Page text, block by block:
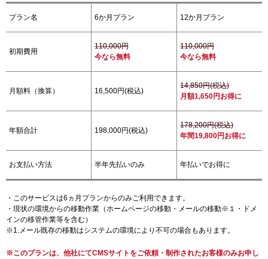
プラン名 6か月プラン 12か月プラン
初期費用
110,000円
今なら無料
110,000円
今なら無料
月額料（換算） 16,500円(税込)
14,850円(税込)
月額1,650円お得に
年額合計 198,000円(税込)
178,200円(税込)
年間19,800円お得に
お支払い方法 半年先払いのみ 年払いでお得に
・このサービスは6ヵ月プランからのみご利用できます。
・現状の環境からの移動作業（ホームページの移動・メールの移動※１・ドメ
インの移管作業等を含む）
※1.メール既存の移動はシステムの環境により不可の場合もあります。
※このプランは、他社にてCMSサイトをご依頼・制作されたお客様のみお申し